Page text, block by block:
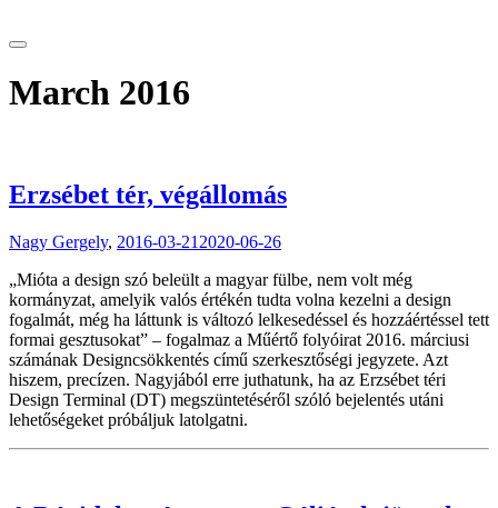
March 2016
Erzsébet tér, végállomás
Nagy Gergely, 2016-03-21 2020-06-26
„Mióta a design szó beleült a magyar fülbe, nem volt még
kormányzat, amelyik valós értékén tudta volna kezelni a design
fogalmát, még ha láttunk is változó lelkesedéssel és hozzáértéssel tett
formai gesztusokat” – fogalmaz a Műértő folyóirat 2016. márciusi
számának Designcsökkentés című szerkesztőségi jegyzete. Azt
hiszem, precízen. Nagyjából erre juthatunk, ha az Erzsébet téri
Design Terminal (DT) megszüntetéséről szóló bejelentés utáni
lehetőségeket próbáljuk latolgatni.